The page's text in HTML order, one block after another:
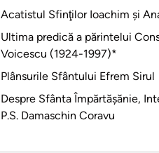
Acatistul Sfinţilor Ioachim şi
Ultima predică a părintelui
Voicescu (1924-1997)*
Plânsurile Sfântului Efrem Sirul
Despre Sfânta Împărtăşănie,
P.S. Damaschin Coravu